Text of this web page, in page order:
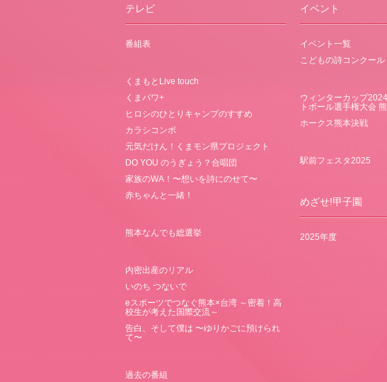
テレビ
番組表
くまもとLive touch
くまパワ+
ヒロシのひとりキャンプのすすめ
カラシコンボ
元気だけん！くまモン県プロジェクト
DO YOU のうぎょう？合唱団
家族のWA！〜想いを詩にのせて〜
赤ちゃんと一緒！
熊本なんでも総選挙
内密出産のリアル
いのち つないで
eスポーツでつなぐ熊本×台湾 ～密着！高
校生が考えた国際交流～
告白、そして僕は 〜ゆりかごに預けられ
て〜
過去の番組
イベント
イベント一覧
こどもの詩コンクール
ウィンターカップ
トボール選手権大会
ホークス熊本決戦
駅前フェスタ2025
めざせ!甲子園
2025年度